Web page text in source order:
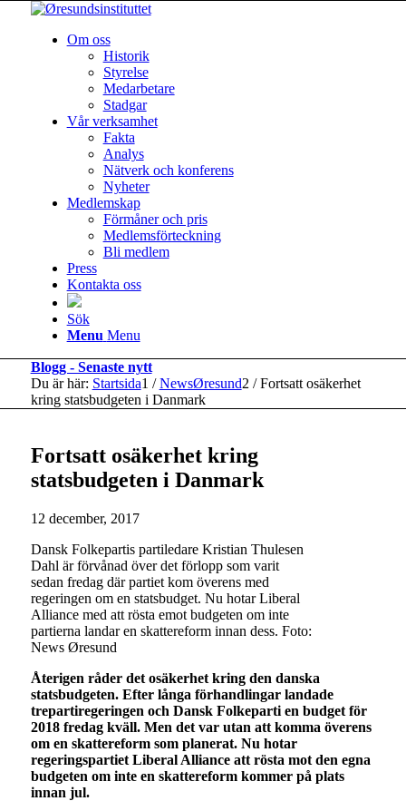
Om oss
Historik
Styrelse
Medarbetare
Stadgar
Vår verksamhet
Fakta
Analys
Nätverk och konferens
Nyheter
Medlemskap
Förmåner och pris
Medlemsförteckning
Bli medlem
Press
Kontakta oss
Sök
Menu Menu
Blogg - Senaste nytt
Du är här: Startsida1 / NewsØresund2 / Fortsatt osäkerhet
kring statsbudgeten i Danmark
Fortsatt osäkerhet kring
statsbudgeten i Danmark
12 december, 2017
Dansk Folkepartis partiledare Kristian Thulesen
Dahl är förvånad över det förlopp som varit
sedan fredag där partiet kom överens med
regeringen om en statsbudget. Nu hotar Liberal
Alliance med att rösta emot budgeten om inte
partierna landar en skattereform innan dess. Foto:
News Øresund
Återigen råder det osäkerhet kring den danska
statsbudgeten. Efter långa förhandlingar landade
trepartiregeringen och Dansk Folkeparti en budget för
2018 fredag kväll. Men det var utan att komma överens
om en skattereform som planerat. Nu hotar
regeringspartiet Liberal Alliance att rösta mot den egna
budgeten om inte en skattereform kommer på plats
innan jul.